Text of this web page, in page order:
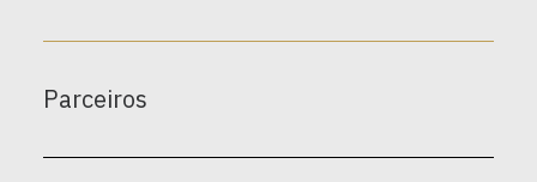
Parceiros